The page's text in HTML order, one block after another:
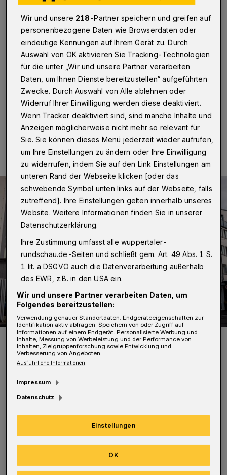
Wuppertal·Für Donnerstag (24. Oktober 2024) um
18 Uhr lädt das Filmbüro NW zu einem besonderen
Filmabend ins Rex-Filmtheater (Kipdorf 29) ein. Im
Rahmen der Reihe „Dem Land seine Bilder geben“ wird
der gefeierte Coming-of-Age-Film „Nichts bereuen“
aus dem Jahr 2001 in einer frisch digitalisierten
Fassung wiederaufgeführt.
24.10.2024 , 07:30 Uhr Eine Minute Lesezeit
Das Rex am Kipdorf.
Foto: Hojabr Riahi / Film- und Medienstiftung NRW
R egisseur und Drehbuchautor Benjamin
Quabeck wird persönlich anwesend sein
und im Anschluss an die Vorführung im
Gespräch mit dem Publikum Einblicke in die
Wir und unsere 218-Partner speichern und greifen auf
personenbezogene Daten wie Browserdaten oder
eindeutige Kennungen auf Ihrem Gerät zu. Durch
Auswahl von OK aktivieren Sie Tracking-Technologien
für die unter „Wir und unsere Partner verarbeiten
Daten, um Ihnen Dienste bereitzustellen“ aufgeführten
Zwecke. Durch Auswahl von Alle ablehnen oder
Widerruf Ihrer Einwilligung werden diese deaktiviert.
Wenn Tracker deaktiviert sind, sind manche Inhalte und
Anzeigen möglicherweise nicht mehr so relevant für
Sie. Sie können dieses Menü jederzeit wieder aufrufen,
um Ihre Einstellungen zu ändern oder Ihre Einwilligung
zu widerrufen, indem Sie auf den Link Einstellungen am
unteren Rand der Webseite klicken [oder das
schwebende Symbol unten links auf der Webseite, falls
zutreffend]. Ihre Einstellungen gelten innerhalb unseres
Website. Weitere Informationen finden Sie in unserer
Datenschutzerklärung.
Ihre Zustimmung umfasst alle wuppertaler-
rundschau.de-Seiten und schließt gem. Art. 49 Abs. 1 S.
1 lit. a DSGVO auch die Datenverarbeitung außerhalb
des EWR, z.B. in den USA ein.
Wir und unsere Partner verarbeiten Daten, um
Folgendes bereitzustellen:
Verwendung genauer Standortdaten. Endgeräteeigenschaften zur
Identifikation aktiv abfragen. Speichern von oder Zugriff auf
Informationen auf einem Endgerät. Personalisierte Werbung und
Inhalte, Messung von Werbeleistung und der Performance von
Inhalten, Zielgruppenforschung sowie Entwicklung und
Verbesserung von Angeboten.
Ausführliche Informationen
Impressum
Datenschutz
Einstellungen
OK